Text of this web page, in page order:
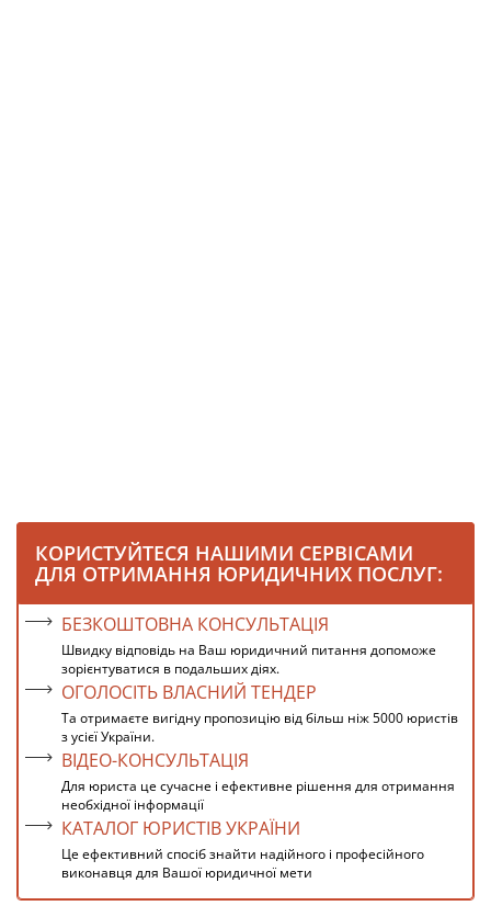
КОРИСТУЙТЕСЯ НАШИМИ СЕРВІСАМИ
ДЛЯ ОТРИМАННЯ ЮРИДИЧНИХ ПОСЛУГ:
БЕЗКОШТОВНА КОНСУЛЬТАЦІЯ
Швидку відповідь на Ваш юридичний питання допоможе
зорієнтуватися в подальших діях.
ОГОЛОСІТЬ ВЛАСНИЙ ТЕНДЕР
Та отримаєте вигідну пропозицію від більш ніж 5000 юристів
з усієї України.
ВІДЕО-КОНСУЛЬТАЦІЯ
Для юриста це сучасне і ефективне рішення для отримання
необхідної інформації
КАТАЛОГ ЮРИСТІВ УКРАЇНИ
Це ефективний спосіб знайти надійного і професійного
виконавця для Вашої юридичної мети